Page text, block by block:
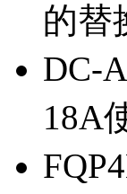
的替
DC-
18A